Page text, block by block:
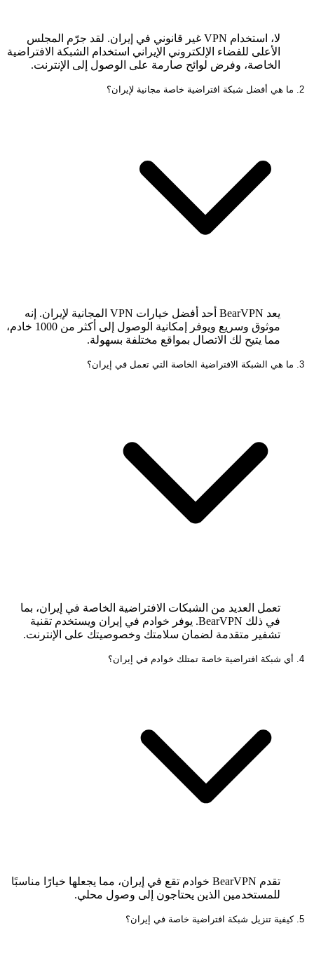
لا، استخدام VPN غير قانوني في إيران. لقد جرّم المجلس
الأعلى للفضاء الإلكتروني الإيراني استخدام الشبكة الافتراضية
الخاصة، وفرض لوائح صارمة على الوصول إلى الإنترنت.
2. ما هي أفضل شبكة افتراضية خاصة مجانية لإيران؟
يعد BearVPN أحد أفضل خيارات VPN المجانية لإيران. إنه
موثوق وسريع ويوفر إمكانية الوصول إلى أكثر من 1000 خادم،
مما يتيح لك الاتصال بمواقع مختلفة بسهولة.
3. ما هي الشبكة الافتراضية الخاصة التي تعمل في إيران؟
تعمل العديد من الشبكات الافتراضية الخاصة في إيران، بما
في ذلك BearVPN. يوفر خوادم في إيران ويستخدم تقنية
تشفير متقدمة لضمان سلامتك وخصوصيتك على الإنترنت.
4. أي شبكة افتراضية خاصة تمتلك خوادم في إيران؟
تقدم BearVPN خوادم تقع في إيران، مما يجعلها خيارًا مناسبًا
للمستخدمين الذين يحتاجون إلى وصول محلي.
5. كيفية تنزيل شبكة افتراضية خاصة في إيران؟